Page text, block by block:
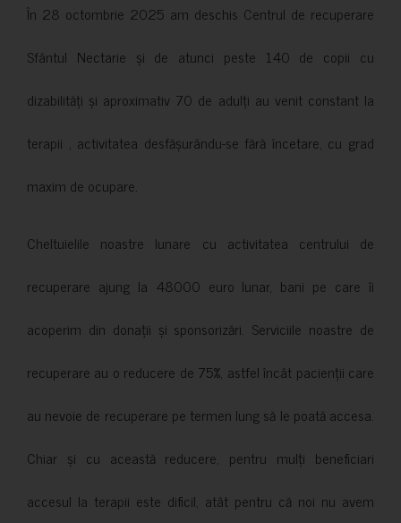
În 28 octombrie 2025 am deschis Centrul de recuperare
Sfântul Nectarie și de atunci peste 140 de copii cu
dizabilități și aproximativ 70 de adulți au venit constant la
terapii , activitatea desfășurându-se fără încetare, cu grad
maxim de ocupare.
Cheltuielile noastre lunare cu activitatea centrului de
recuperare ajung la 48000 euro lunar, bani pe care îi
acoperim din donații și sponsorizări. Serviciile noastre de
recuperare au o reducere de 75%, astfel încât pacienții care
au nevoie de recuperare pe termen lung să le poată accesa.
Chiar și cu această reducere, pentru mulți beneficiari
accesul la terapii este dificil, atât pentru că noi nu avem